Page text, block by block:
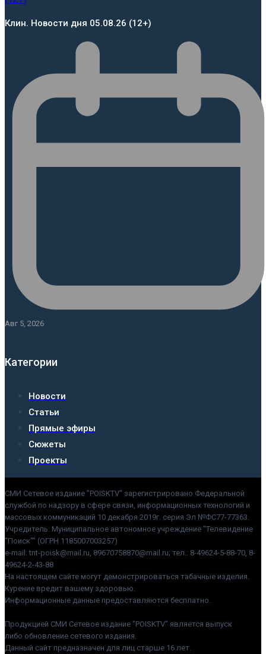
Клин. Новости дня 05.08.26 (12+)
Авг 5, 2026
Категории
Новости
Статьи
Прямые эфиры
Сюжеты
Проекты
СМИ Сетевое издание "POISKTV" зарегистрировано Федеральной
службой по надзору в сфере связи, информационных технологий и
массовых коммуникаций 10 декабря 2019г. серия Эл №ФС77-77363.
Учредитель: Муниципальное автономное учреждение "Телевидение
"Поиск"" (ОГРН 1185007003257)
e-mail: tnt-poisk@mail.ru, 89670758870@mail.ru; тел.: 8-49624-5-88-70, 8-
49624-2-43-88
На настоящем сайте могут демонстрироваться табачные изделия.
Курение вредит вашему здоровью.
Информационные данные предоставляются бесплатно.
Продукцией СМИ Сетевое издание "POISKTV" является выпуск
либо обновление сетевого издания.
Данный сайт предназначен для лиц старше 16 лет.